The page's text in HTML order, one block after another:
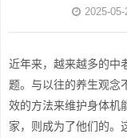
2025-05-
近年来，越来越多的中
题。与以往的养生观念
效的方法来维护身体机
家，则成为了他们的。